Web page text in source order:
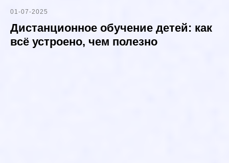
01-07-2025
Дистанционное обучение детей: как
всё устроено, чем полезно